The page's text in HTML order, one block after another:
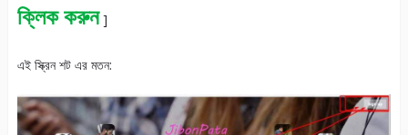
ক্লিক করুন ]
এই স্ক্রিন শট এর মতন: